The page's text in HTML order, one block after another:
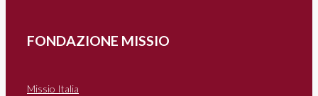
FONDAZIONE MISSIO
Missio Italia